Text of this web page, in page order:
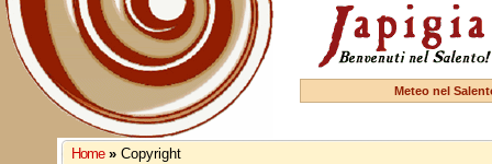
Meteo nel
Home » Copyright